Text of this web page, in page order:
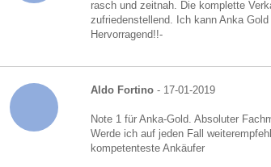
rasch und zeitnah. Die komplette
zufriedenstellend. Ich kann Anka
Hervorragend!!-
Aldo Fortino - 17-01-2019
Note 1 für Anka-Gold. Absoluter
Werde ich auf jeden Fall
kompetenteste Ankäufer